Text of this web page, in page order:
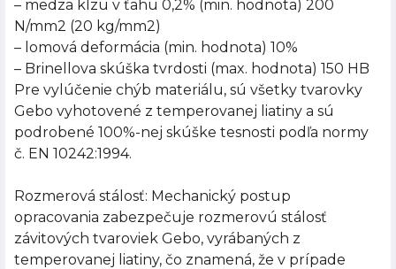
– medza klzu v ťahu 0,2% (min. hodnota) 200
N/mm2 (20 kg/mm2)
– lomová deformácia (min. hodnota) 10%
– Brinellova skúška tvrdosti (max. hodnota) 150 HB
Pre vylúčenie chýb materiálu, sú všetky tvarovky
Gebo vyhotovené z temperovanej liatiny a sú
podrobené 100%-nej skúške tesnosti podľa normy
č. EN 10242:1994.
Rozmerová stálosť: Mechanický postup
opracovania zabezpečuje rozmerovú stálosť
závitových tvaroviek Gebo, vyrábaných z
temperovanej liatiny, čo znamená, že v prípade